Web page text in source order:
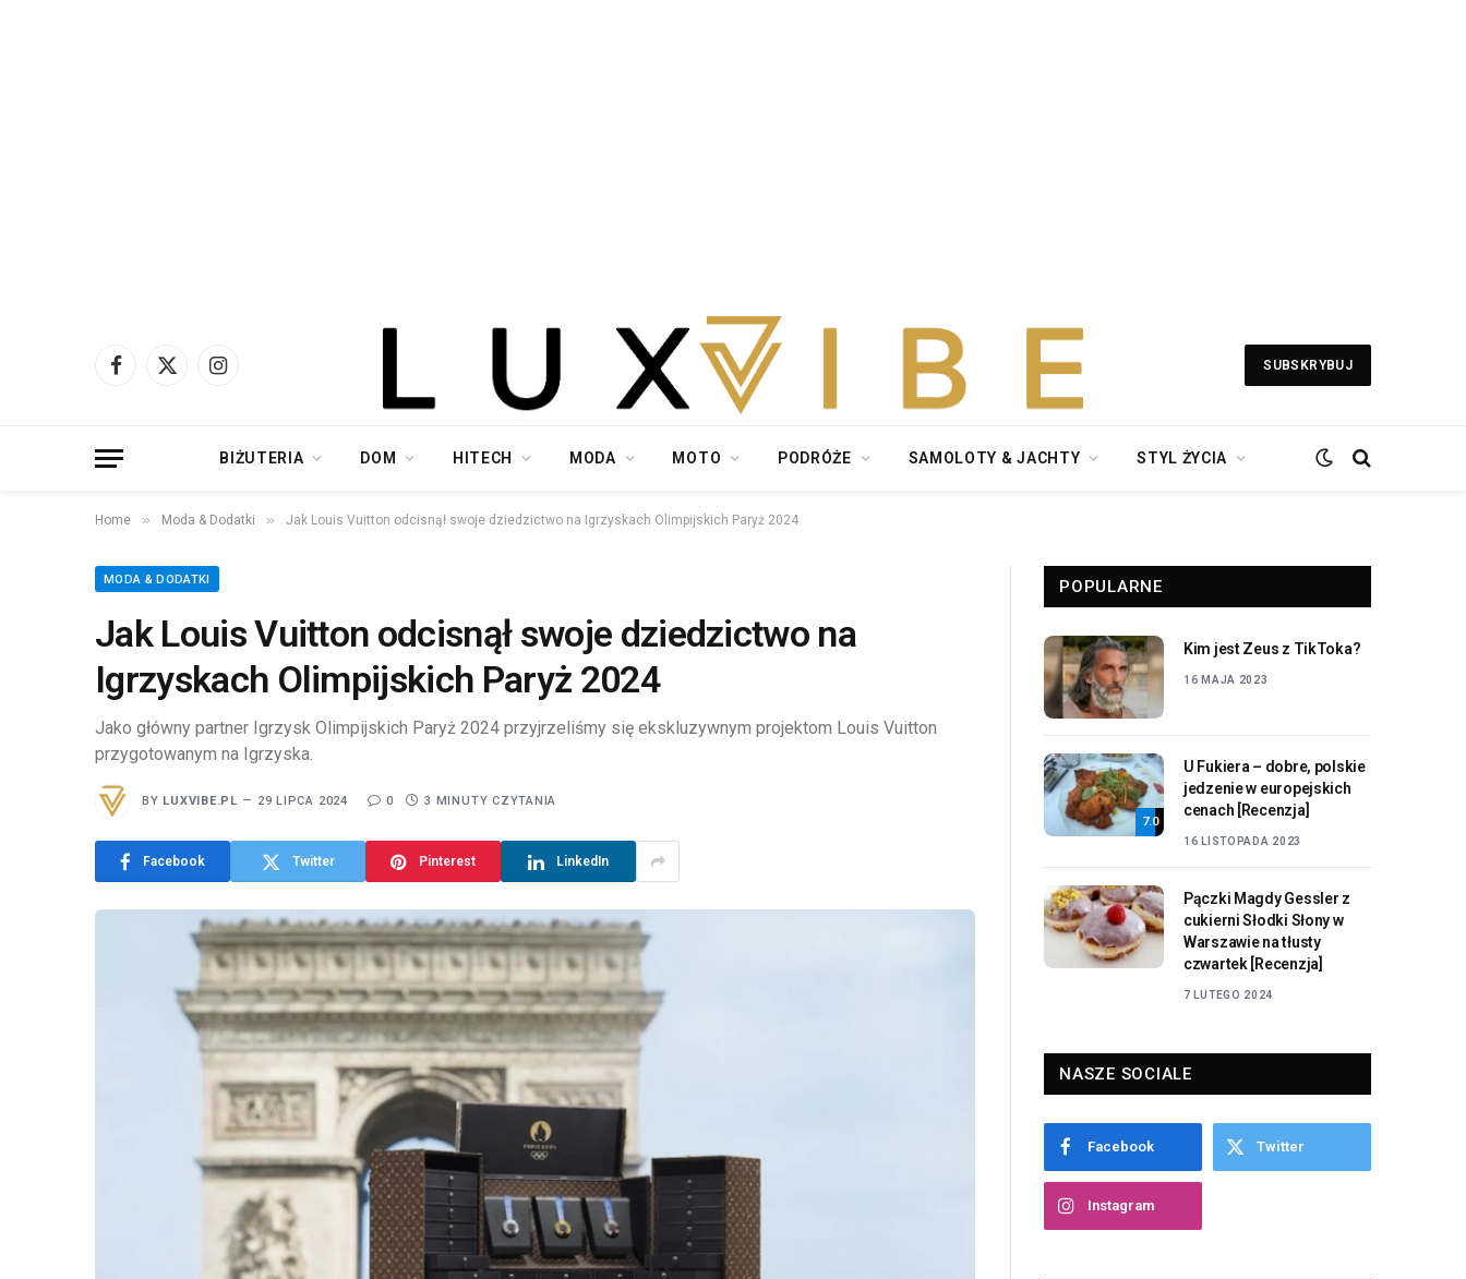
Facebook
X
Instagram
SUBSKRYBUJ
BIŻUTERIA DOM HITECH MODA MOTO PODRÓŻE SAMOLOTY & JACHTY STYL ŻYCIA
Home » Moda & Dodatki » Jak Louis Vuitton odcisnął swoje dziedzictwo na Igrzyskach Olimpijskich Paryż 2024
MODA & DODATKI
Jak Louis Vuitton odcisnął swoje dziedzictwo na
Igrzyskach Olimpijskich Paryż 2024
Jako główny partner Igrzysk Olimpijskich Paryż 2024 przyjrzeliśmy się ekskluzywnym projektom Louis Vuitton
przygotowanym na Igrzyska.
BY LUXVIBE.PL 29 LIPCA 2024 0 3 MINUTY CZYTANIA
Facebook Twitter Pinterest LinkedIn
POPULARNE
Kim jest Zeus z TikToka?
16 MAJA 2023
7.0
U Fukiera – dobre, polskie
jedzenie w europejskich
cenach [Recenzja]
16 LISTOPADA 2023
Pączki Magdy Gessler z
cukierni Słodki Słony w
Warszawie na tłusty
czwartek [Recenzja]
7 LUTEGO 2024
NASZE SOCIALE
Facebook Twitter
Instagram